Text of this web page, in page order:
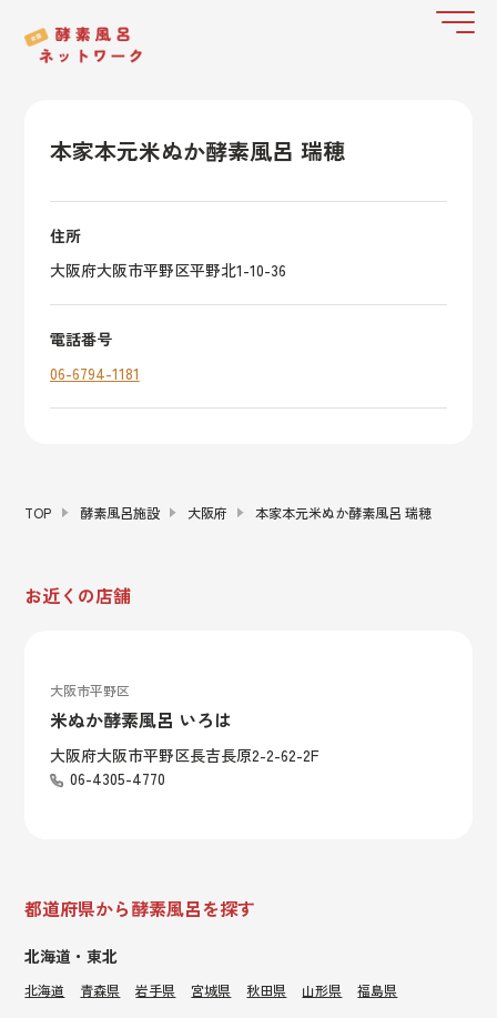
本家本元米ぬか酵素風呂 瑞穂
住所
大阪府大阪市平野区平野北1-10-36
電話番号
06-6794-1181
TOP 酵素風呂施設 大阪府 本家本元米ぬか酵素風呂 瑞穂
お近くの店舗
大阪市平野区
米ぬか酵素風呂 いろは
大阪府大阪市平野区長吉長原2-2-62-2F
06-4305-4770
都道府県から酵素風呂を探す
北海道・東北
北海道 青森県 岩手県 宮城県 秋田県 山形県 福島県